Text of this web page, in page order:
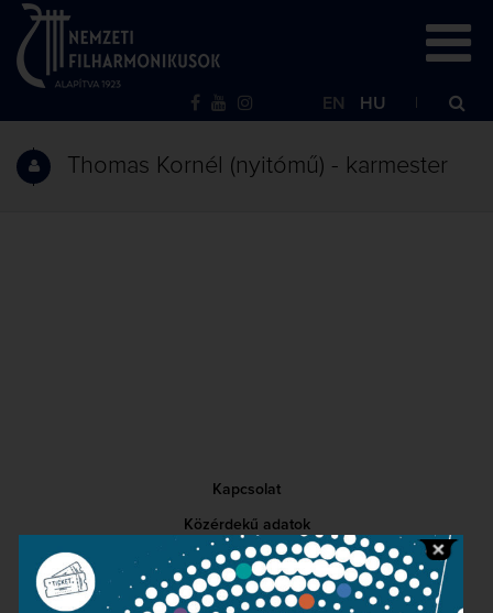
EN HU
Thomas Kornél (nyitómű) - karmester
Kapcsolat
Közérdekű adatok
Sajtószoba
Adatvédelem